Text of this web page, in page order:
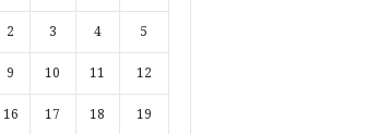
2 3 4 5
9 10 11 12
16 17 18 19